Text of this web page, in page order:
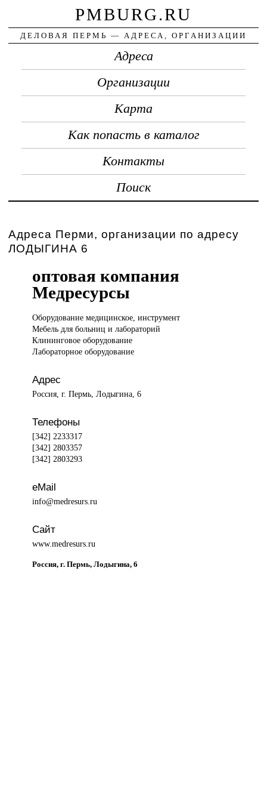
PMBURG.RU
ДЕЛОВАЯ ПЕРМЬ — АДРЕСА, ОРГАНИЗАЦИИ
Адреса
Организации
Карта
Как попасть в каталог
Контакты
Поиск
Адреса Перми, организации по адресу
ЛОДЫГИНА 6
оптовая компания
Медресурсы
Оборудование медицинское,инструмент
Мебель для больниц и лабораторий
Клининговое оборудование
Лабораторное оборудование
Адрес
Россия, г. Пермь, Лодыгина, 6
Телефоны
[342] 2233317
[342] 2803357
[342] 2803293
eMail
info@medresurs.ru
Сайт
www.medresurs.ru
Россия, г. Пермь, Лодыгина, 6